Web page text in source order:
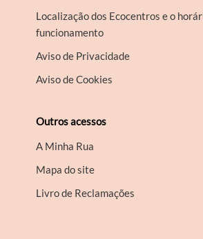
Localização dos Ecocentros e o
funcionamento
Aviso de Privacidade
Aviso de Cookies
Outros acessos
A Minha Rua
Mapa do site
Livro de Reclamações